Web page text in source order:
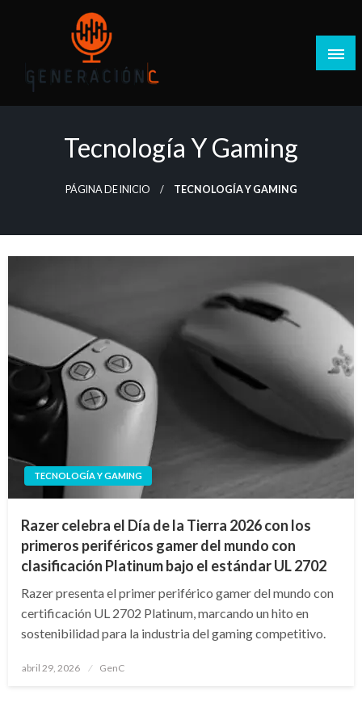
Tecnología Y Gaming
PÁGINA DE INICIO TECNOLOGÍA Y GAMING
TECNOLOGÍA Y GAMING
Razer celebra el Día de la Tierra 2026 con los
primeros periféricos gamer del mundo con
clasificación Platinum bajo el estándar UL 2702
Razer presenta el primer periférico gamer del mundo con
certificación UL 2702 Platinum, marcando un hito en
sostenibilidad para la industria del gaming competitivo.
Publicado
abril 29, 2026 GenC